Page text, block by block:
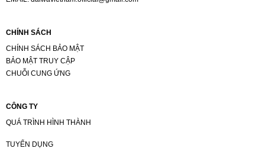
CHÍNH SÁCH
CHÍNH SÁCH BẢO MẬT
BẢO MẬT TRUY CẬP
CHUỖI CUNG ỨNG
CÔNG TY
QUÁ TRÌNH HÌNH THÀNH
TUYỂN DỤNG